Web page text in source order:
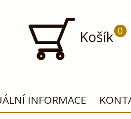
Košík 0
INFORMACE